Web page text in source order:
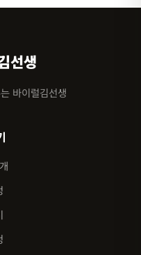
선생
바이럴김선생